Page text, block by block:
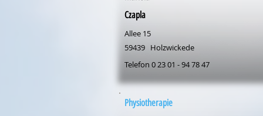
Czapla
Allee 15
59439 Holzwickede
Telefon 0 23 01 - 94 78 47
Physiotherapie